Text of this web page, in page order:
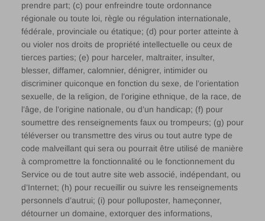
prendre part; (c) pour enfreindre toute ordonnance
régionale ou toute loi, règle ou régulation internationale,
fédérale, provinciale ou étatique; (d) pour porter atteinte à
ou violer nos droits de propriété intellectuelle ou ceux de
tierces parties; (e) pour harceler, maltraiter, insulter,
blesser, diffamer, calomnier, dénigrer, intimider ou
discriminer quiconque en fonction du sexe, de l’orientation
sexuelle, de la religion, de l’origine ethnique, de la race, de
l’âge, de l’origine nationale, ou d’un handicap; (f) pour
soumettre des renseignements faux ou trompeurs; (g) pour
téléverser ou transmettre des virus ou tout autre type de
code malveillant qui sera ou pourrait être utilisé de manière
à compromettre la fonctionnalité ou le fonctionnement du
Service ou de tout autre site web associé, indépendant, ou
d’Internet; (h) pour recueillir ou suivre les renseignements
personnels d’autrui; (i) pour polluposter, hameçonner,
détourner un domaine, extorquer des informations,